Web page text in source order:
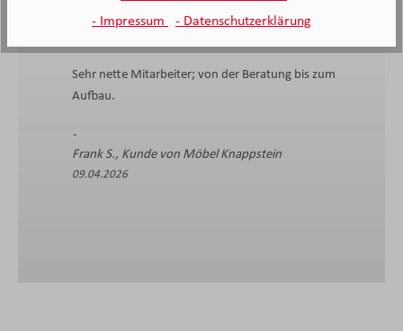
Sehr nette Mitarbeiter; von der Beratung bis zum
Aufbau.
Frank S., Kunde von Möbel Knappstein
09.04.2026
- Impressum - Datenschutzerklärung